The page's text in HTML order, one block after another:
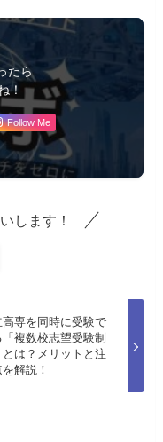
たら
！
Follow Me
します！
高専を同時に受験で
「複数校志望受験制
とは？メリットと注
解説！